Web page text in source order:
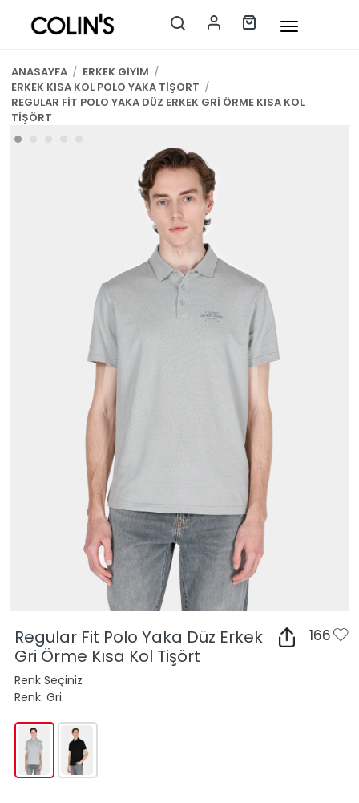
ANASAYFA / ERKEK GİYİM /
ERKEK KISA KOL POLO YAKA TİŞORT /
REGULAR FİT POLO YAKA DÜZ ERKEK GRİ ÖRME KISA KOL
TİŞÖRT
Regular Fit Polo Yaka Düz Erkek
Gri Örme Kısa Kol Tişört
166
Renk Seçiniz
Renk: Gri